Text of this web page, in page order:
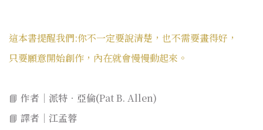
這本書提醒我們:你不一定要說清楚，也不需要畫得好，
只要願意開始創作，內在就會慢慢動起來。
📘 作者 ｜ 派特 ． 亞倫(Pat B. Allen)
📘 譯者 ｜ 江孟蓉